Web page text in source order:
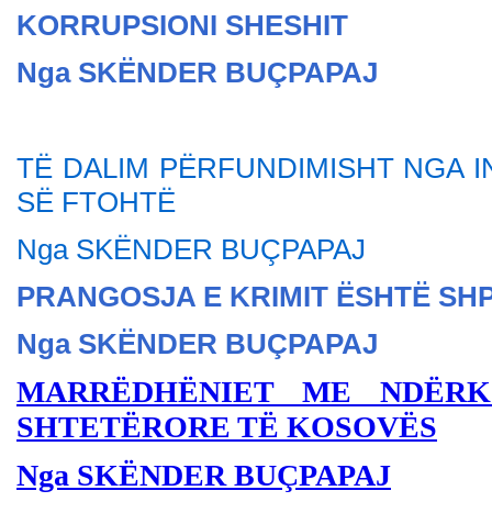
KORRUPSIONI SHESHIT
Nga SKËNDER BUÇPAPAJ
TË DALIM PËRFUNDIMISHT NGA
SË FTOHTË
Nga SKËNDER BUÇPAPAJ
PRANGOSJA E KRIMIT ËSHTË
Nga SKËNDER BUÇPAPAJ
MARRËDHËNIET ME
SHTETËRORE TË KOSOVËS
Nga SKËNDER BUÇPAPAJ